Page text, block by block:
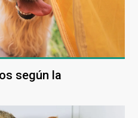
según la